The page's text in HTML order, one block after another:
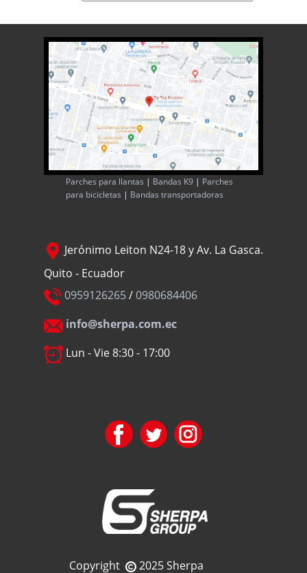
Parches para llantas | Bandas K9 | Parches
para bicicletas | Bandas transportadoras
Jerónimo Leiton N24-18 y Av. La Gasca.
Quito - Ecuador
0959126265/0980684406
info@sherpa.com.ec
Lun - Vie 8:30 - 17:00
Copyright
2025 Sherpa